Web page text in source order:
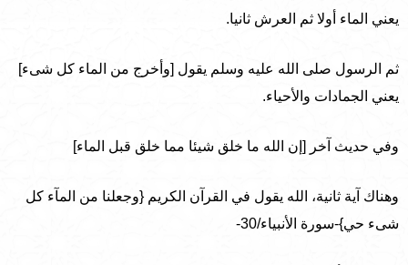
يعني الماء أولا ثم العرش ثانيا.
ثم الرسول صلى الله عليه وسلم يقول [وأخرج من الماء كل شىء]
يعني الجمادات والأحياء.
وفي حديث آخر [إن الله ما خلق شيئا مما خلق قبل الماء]
وهناك آية ثانية، الله يقول في القرآن الكريم {وجعلنا من المآء كل
شىء حي}-سورة الأنبياء/30-